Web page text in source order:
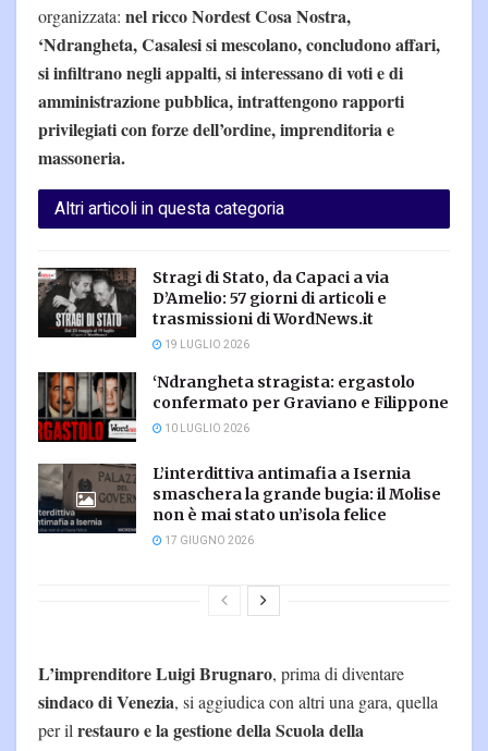
organizzata: nel ricco Nordest Cosa Nostra,
‘Ndrangheta, Casalesi si mescolano, concludono affari,
si infiltrano negli appalti, si interessano di voti e di
amministrazione pubblica, intrattengono rapporti
privilegiati con forze dell’ordine, imprenditoria e
massoneria.
Altri articoli in questa categoria
Stragi di Stato, da Capaci a via
D’Amelio: 57 giorni di articoli e
trasmissioni di WordNews.it
19 LUGLIO 2026
‘Ndrangheta stragista: ergastolo
confermato per Graviano e Filippone
10 LUGLIO 2026
L’interdittiva antimafia a Isernia
smaschera la grande bugia: il Molise
non è mai stato un’isola felice
17 GIUGNO 2026
L’imprenditore Luigi Brugnaro, prima di diventare
sindaco di Venezia, si aggiudica con altri una gara, quella
per il restauro e la gestione della Scuola della